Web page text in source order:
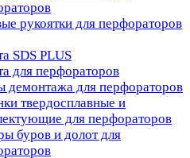
рукоятки для перфораторов
SDS PLUS
для перфораторов
демонтажа для перфораторов
твердосплавные и
для перфораторов
буров и долот для